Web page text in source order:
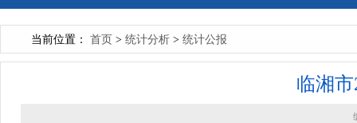
当前位置： 首页 > 统计分析 > 统计公报
临湘